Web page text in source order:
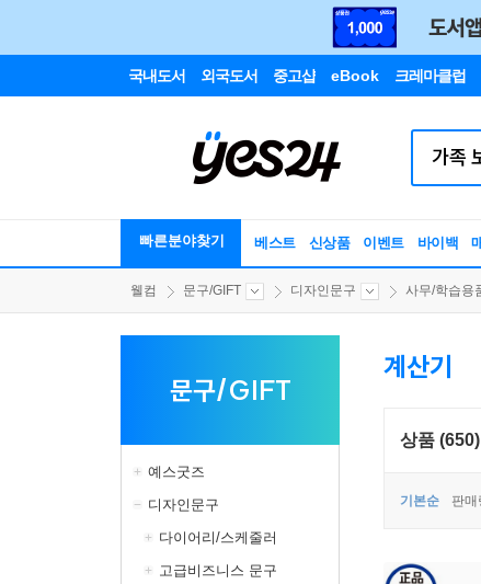
국내도서 외국도서 중고샵 eBook 크레마클럽
빠른분야찾기 베스트 신상품 이벤트 바이백
웰컴 문구/GIFT 디자인문구 사무/학습용
문구/GIFT
예스굿즈
디자인문구
다이어리/스케줄러
고급비즈니스 문구
계산기
상품 (650)
기본순 판매